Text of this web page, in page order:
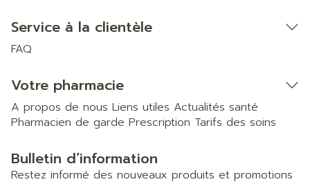
Service à la clientèle
FAQ
Votre pharmacie
A propos de nous Liens utiles Actualités santé
Pharmacien de garde Prescription Tarifs des soins
Bulletin d’information
Restez informé des nouveaux produits et promotions